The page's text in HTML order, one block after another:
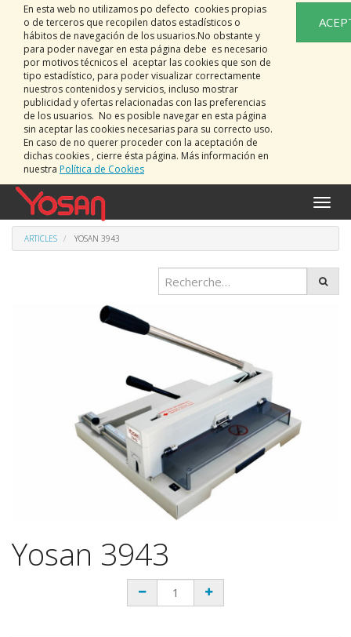
En esta web no utilizamos po defecto cookies propias
o de terceros que recopilen datos estadísticos o
hábitos de navegación de los usuarios.No obstante y
para poder navegar en esta página debe es necesario
por motivos técnicos el aceptar las cookies que son de
tipo estadístico, para poder visualizar correctamente
nuestros contenidos y servicios, incluso mostrar
publicidad y ofertas relacionadas con las preferencias
de los usuarios. No es posible navegar en esta página
sin aceptar las cookies necesarias para su correcto uso.
En caso de no querer proceder con la aceptación de
dichas cookies , cierre ésta página. Más información en
nuestra Política de Cookies
la
ARTICLES YOSAN 3943
Yosan 3943